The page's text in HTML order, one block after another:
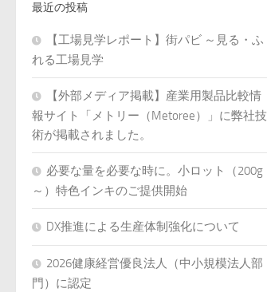
最近の投稿
【工場見学レポート】街パビ ～見る・ふ
れる工場見学
【外部メディア掲載】産業用製品比較情
報サイト「メトリー（Metoree）」に弊社技
術が掲載されました。
必要な量を必要な時に。小ロット（200g
～）特色インキのご提供開始
DX推進による生産体制強化について
2026健康経営優良法人（中小規模法人部
門）に認定